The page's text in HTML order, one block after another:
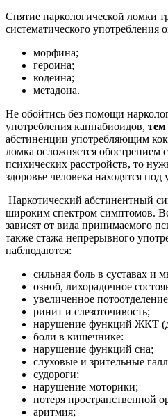
Снятие наркологической ломки
систематического употребления
морфина;
героина;
кодеина;
метадона.
Не обойтись без помощи
употребления каннабиоидов, тем
абстиненции употребляющим
ломка осложняется обострением
психических расстройств, то
здоровье человека находятся под
Наркотический абстинентный
широким спектром симптомов.
зависят от вида принимаемого
также стажа непрерывного
наблюдаются:
сильная боль в суставах и
озноб, лихорадочное
увеличенное
ринит и слезоточивость;
нарушение функций ЖКТ
боли в кишечнике:
нарушение функций сна;
слуховые и зрительные
судороги;
нарушение моторики;
потеря пространственной
аритмия;